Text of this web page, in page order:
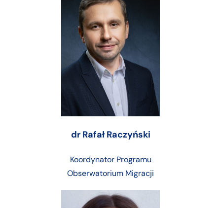
dr Rafał Raczyński
Koordynator Programu
Obserwatorium Migracji